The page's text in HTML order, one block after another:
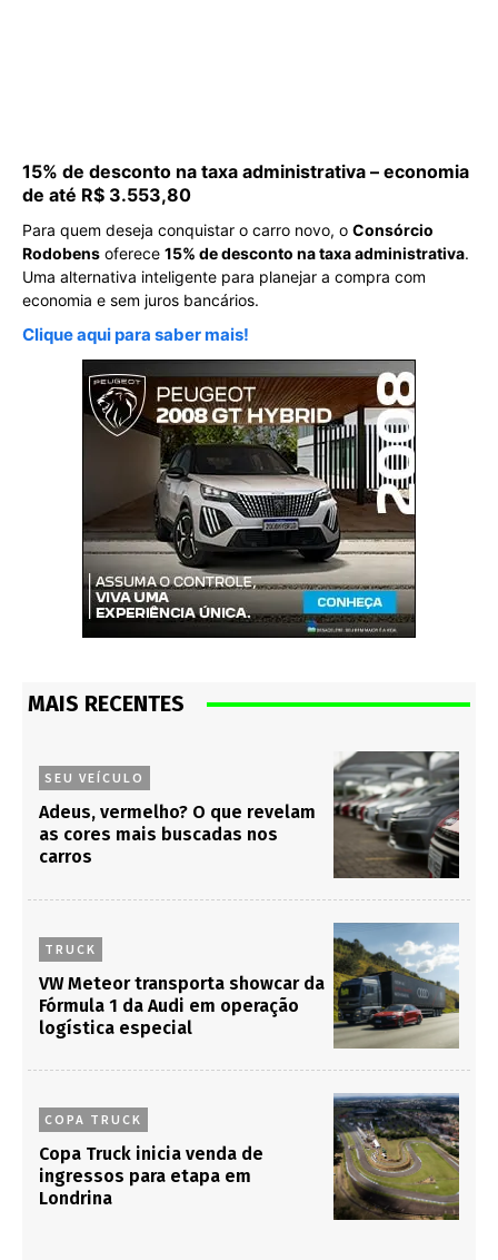
15% de desconto na taxa administrativa – economia
de até R$ 3.553,80
Para quem deseja conquistar o carro novo, o Consórcio
Rodobens oferece 15% de desconto na taxa administrativa.
Uma alternativa inteligente para planejar a compra com
economia e sem juros bancários.
Clique aqui para saber mais!
MAIS RECENTES
SEU VEÍCULO
Adeus, vermelho? O que revelam
as cores mais buscadas nos
carros
TRUCK
VW Meteor transporta showcar da
Fórmula 1 da Audi em operação
logística especial
COPA TRUCK
Copa Truck inicia venda de
ingressos para etapa em
Londrina